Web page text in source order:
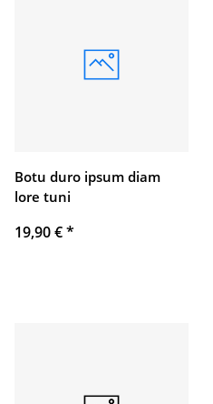
Botu duro ipsum diam
lore tuni
19,90 €*